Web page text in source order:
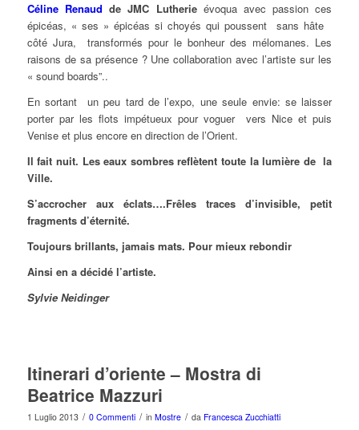
Céline Renaud de JMC Lutherieévoqua avec passion ces
épicéas, « ses » épicéas si choyés qui poussent sans hâte
côté Jura, transformés pour le bonheur des mélomanes. Les
raisons de sa présence ? Une collaboration avec l’artiste sur les
« sound boards”..
En sortant un peu tard de l’expo, une seule envie: se laisser
porter par les flots impétueux pour voguer vers Nice et puis
Venise et plus encore en direction de l’Orient.
Il fait nuit. Les eaux sombres reflètent toute la lumière de la
Ville.
S’accrocher aux éclats….Frêles traces d’invisible, petit
fragments d’éternité.
Toujours brillants, jamais mats. Pour mieux rebondir
Ainsi en a décidé l’artiste.
Sylvie Neidinger
Itinerari d’oriente – Mostra di
Beatrice Mazzuri
1 Luglio 2013 / 0 Commenti / in Mostre / da Francesca Zucchiatti